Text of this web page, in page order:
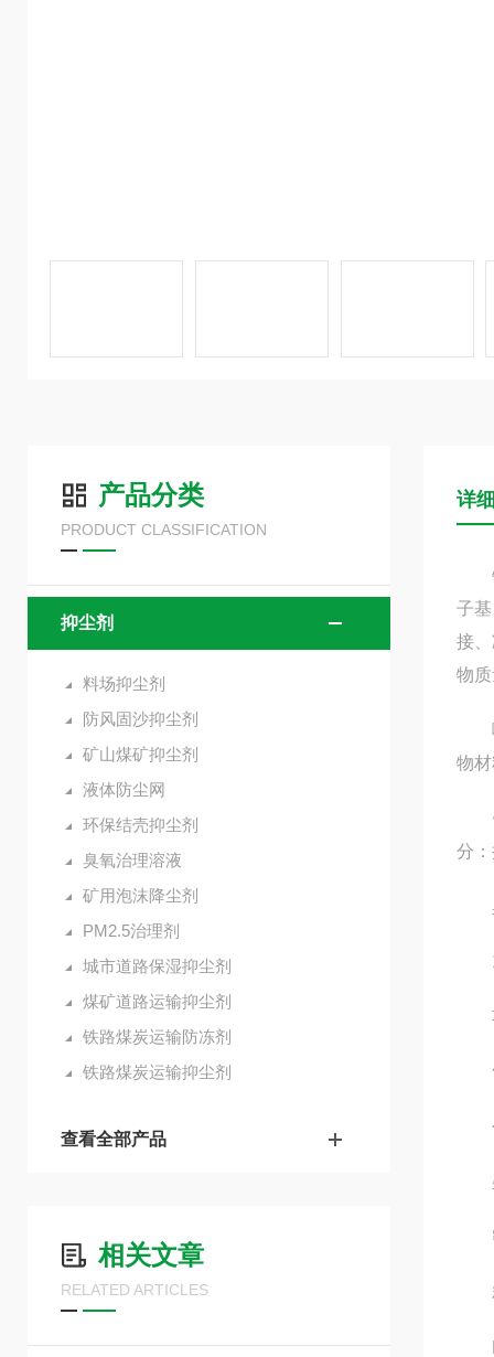
产品分类
PRODUCT CLASSIFICATION
抑尘剂
料场抑尘剂
防风固沙抑尘剂
矿山煤矿抑尘剂
液体防尘网
环保结壳抑尘剂
臭氧治理溶液
矿用泡沫降尘剂
PM2.5治理剂
城市道路保湿抑尘剂
煤矿道路运输抑尘剂
铁路煤炭运输防冻剂
铁路煤炭运输抑尘剂
查看全部产品
相关文章
RELATED ARTICLES
详
铁
子
接
物
喷
物
铁
分
具
1.
项
气
色
杂
密
粘